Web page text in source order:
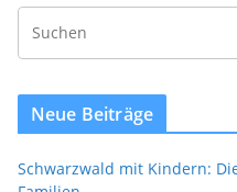
Neue Beiträge
Schwarzwald mit Kindern: